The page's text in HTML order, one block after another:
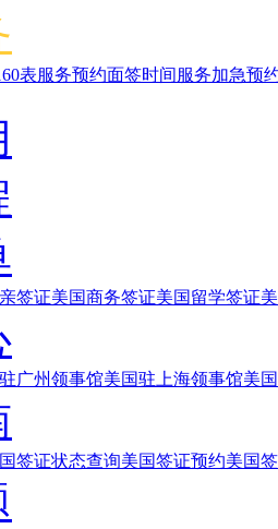
表服务预约面签时间服务加急预
签证美国商务签证美国留学签证
广州领事馆美国驻上海领事馆美
签证状态查询美国签证预约美国